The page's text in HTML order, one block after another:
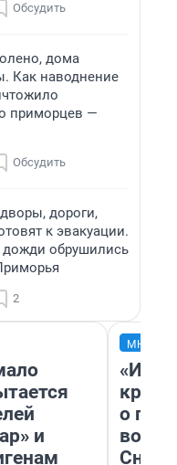
Обсудить
дома
Как наводнение
приморцев —
Обсудить
дороги,
к эвакуации.
обрушились
2
и
«И
о